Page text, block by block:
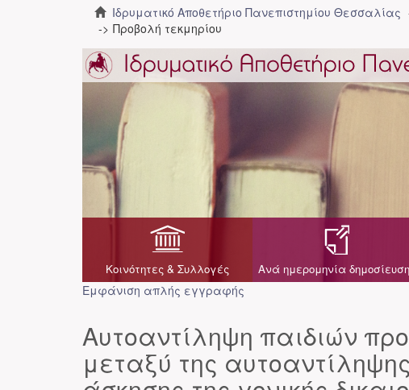
Ιδρυματικό Αποθετήριο Πανεπιστημίου Θεσσαλίας
Προβολή τεκμηρίου
Κοινότητες & Συλλογές Ανά ημερομηνία
Εμφάνιση απλής εγγραφής
Αυτοαντίληψη παιδιών
μεταξύ της